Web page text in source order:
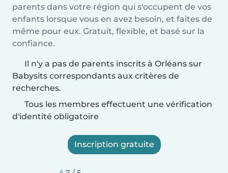
parents dans votre région qui s'occupent de vos
enfants lorsque vous en avez besoin, et faites de
même pour eux. Gratuit, flexible, et basé sur la
confiance.
Il n'y a pas de parents inscrits à Orléans sur
Babysits correspondants aux critères de
recherches.
Tous les membres effectuent une vérification
d'identité obligatoire
Inscription gratuite